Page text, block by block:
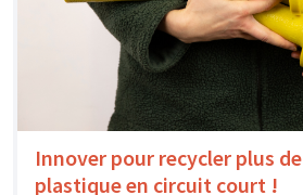
Innover pour recycler plus de
plastique en circuit court !